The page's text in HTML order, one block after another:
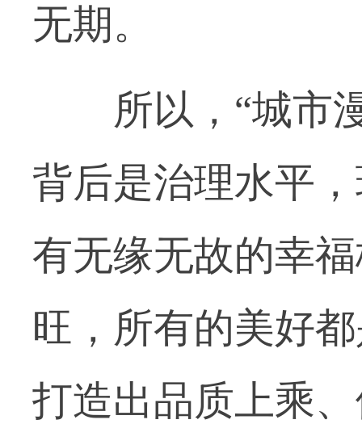
无期。
所以，“城市漫
背后是治理水平
有无缘无故的幸
旺，所有的美好
打造出品质上乘